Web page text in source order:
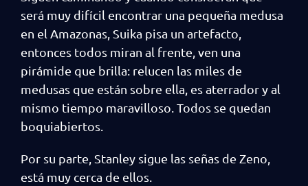
será muy difícil encontrar una pequeña medusa
en el Amazonas, Suika pisa un artefacto,
entonces todos miran al frente, ven una
pirámide que brilla: relucen las miles de
medusas que están sobre ella, es aterrador y al
mismo tiempo maravilloso. Todos se quedan
boquiabiertos.
Por su parte, Stanley sigue las señas de Zeno,
está muy cerca de ellos.